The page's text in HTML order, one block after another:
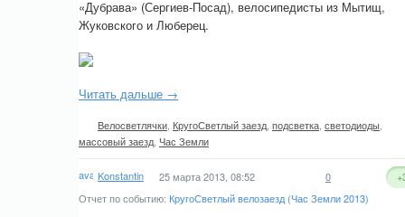
«Дубрава» (Сергиев-Посад), велосипедисты из Мытищ,
Жуковского и Люберец.
Читать дальше →
Велосветлячки КругоСветлый заезд подсветка светодиоды
массовый заезд Час Земли
Konstantin 25 марта 2013, 08:52 0
Отчет по событию: КругоСветлый велозаезд (Час Земли 2013)